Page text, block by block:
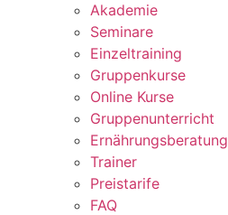
Akademie
Seminare
Einzeltraining
Gruppenkurse
Online Kurse
Gruppenunterricht
Ernährungsberatung
Trainer
Preistarife
FAQ